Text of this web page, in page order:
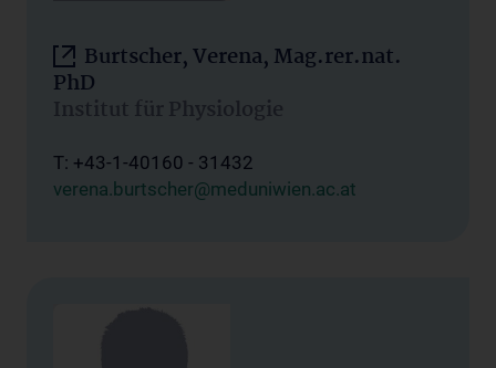
Burtscher, Verena, Mag.rer.nat.
PhD
Institut für Physiologie
T: +43-1-40160 - 31432
verena.burtscher@meduniwien.ac.at